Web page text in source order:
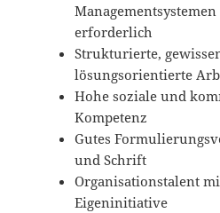
erforderlich
Strukturierte,
lösungsorientierte
Hohe soziale und
Kompetenz
Gutes
und Schrift
Organisationstalent
Eigeninitiative